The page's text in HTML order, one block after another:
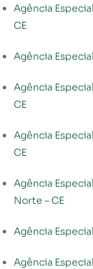
Agência
CE
Agência
Agência
CE
Agência
CE
Agência
Norte – CE
Agência
Agência